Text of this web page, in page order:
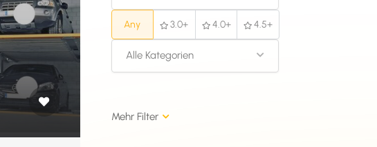
Any 3.0+ 4.0+ 4.5+
Alle Kategorien